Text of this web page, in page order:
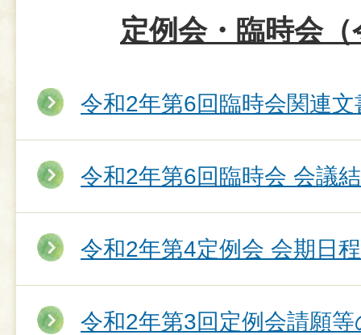
定例会・臨時会
令和2年第6回臨時会関連文
令和2年第6回臨時会 会議
令和2年第4定例会 会期日程
令和2年第3回定例会請願